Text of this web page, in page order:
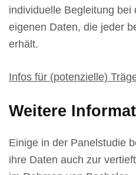
individuelle Begleitung bei
eigenen Daten, die jeder
erhält.
Infos für (potenzielle)
Weitere
Einige in der Panelstudie
ihre Daten auch zur